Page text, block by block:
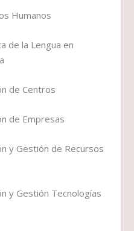
Humanos
de la Lengua en
de Centros
de Empresas
y Gestión de Recursos
y Gestión Tecnologías